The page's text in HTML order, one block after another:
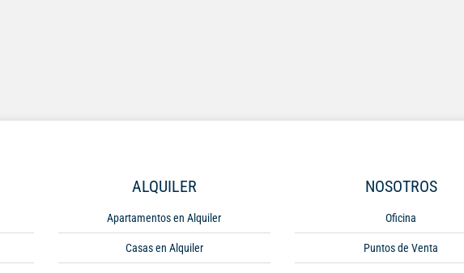
ALQUILER
Apartamentos en Alquiler
Casas en Alquiler
NOSOTROS
Oficina
Puntos de Venta